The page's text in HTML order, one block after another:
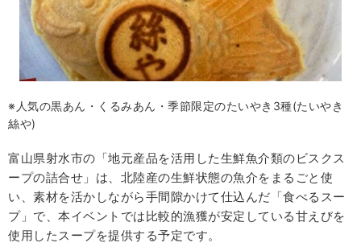
※人気の黒あん・くるみあん・季節限定のたいやき3種(たいやき
絲や)
富山県射水市の「地元産品を活用した生鮮魚介類のビスクス
ープの詰合せ」は、北陸産の生鮮状態の魚介をまるごと使
い、素材を活かしながら手間隙かけて仕込んだ「食べるスー
プ」で、本イベントでは比較的漁獲が安定している甘えびを
使用したスープを提供する予定です。